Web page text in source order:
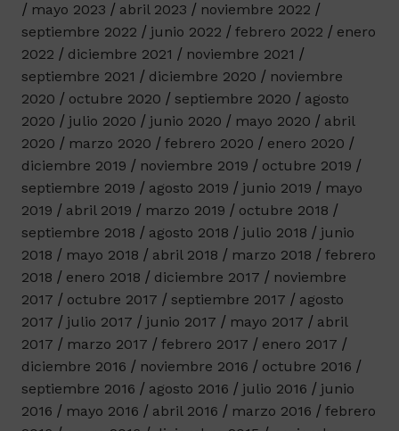
mayo 2023
abril 2023
noviembre 2022
septiembre 2022
junio 2022 febrero 2022
enero
2022
diciembre 2021
noviembre 2021
septiembre 2021
diciembre 2020
noviembre
2020
octubre 2020 septiembre 2020
agosto
2020
julio 2020 junio 2020 mayo 2020
abril
2020
marzo 2020 febrero 2020
enero 2020
diciembre 2019
noviembre 2019
octubre 2019
septiembre 2019
agosto 2019 junio 2019
mayo
2019
abril 2019 marzo 2019
octubre 2018
septiembre 2018
agosto 2018 julio 2018
junio
2018
mayo 2018 abril 2018 marzo 2018
febrero
2018
enero 2018 diciembre 2017
noviembre
2017
octubre 2017 septiembre 2017
agosto
2017
julio 2017 junio 2017 mayo 2017
abril
2017
marzo 2017 febrero 2017
enero 2017
diciembre 2016
noviembre 2016
octubre 2016
septiembre 2016
agosto 2016 julio 2016
junio
2016
mayo 2016 abril 2016 marzo 2016
febrero